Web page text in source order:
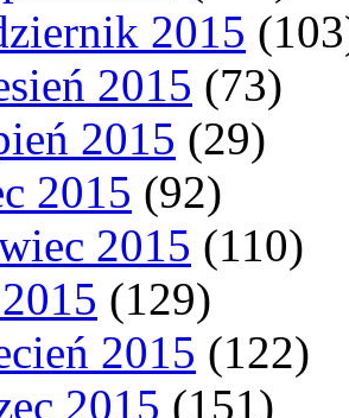
2015
2015 (73)
2015 (29)
2015 (92)
2015 (110)
(129)
2015 (122)
2015 (151)